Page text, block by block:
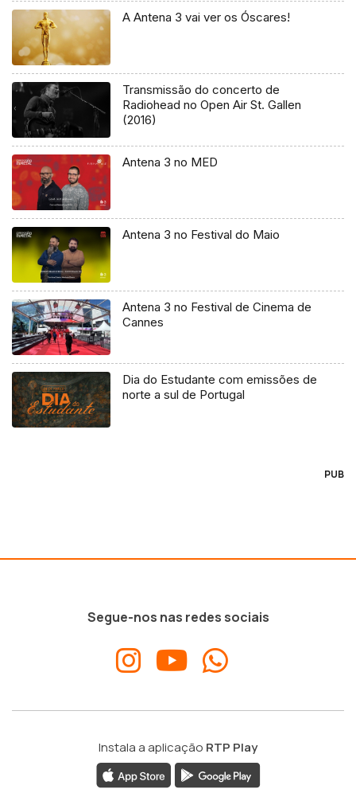
A Antena 3 vai ver os Óscares!
Transmissão do concerto de
Radiohead no Open Air St. Gallen
(2016)
Antena 3 no MED
Antena 3 no Festival do Maio
Antena 3 no Festival de Cinema de
Cannes
Dia do Estudante com emissões de
norte a sul de Portugal
PUB
Segue-nos nas redes sociais
Instala a aplicação RTP Play